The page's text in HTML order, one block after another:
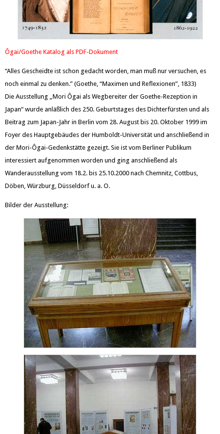
Ôgai/Goethe Katalog als PDF-Dokument
“Alles Gescheidte ist schon gedacht worden, man muß nur versuchen, es
noch einmal zu denken.” (Goethe, “Maximen und Reflexionen”, 1833)
Die Ausstellung „Mori Ôgai als Wegbereiter der Goethe-Rezeption in
Japan“ wurde anläßlich des 250. Geburtstages des Dichterfürsten und als
Beitrag zum Japan-Jahr in Berlin vom 28. August bis 20. Oktober 1999 im
Foyer des Hauptgebäudes der Humboldt-Universität und anschließend in
der Mori-Ôgai-Gedenkstätte gezeigt. Sie ist vom Berliner Publikum
interessiert aufgenommen worden und ging anschließend als
Wanderausstellung vom 18.2. bis 25.10.2000 nach Chemnitz, Cottbus,
Döben, Würzburg, Düsseldorf u. a. O.
Bilder der Ausstellung: